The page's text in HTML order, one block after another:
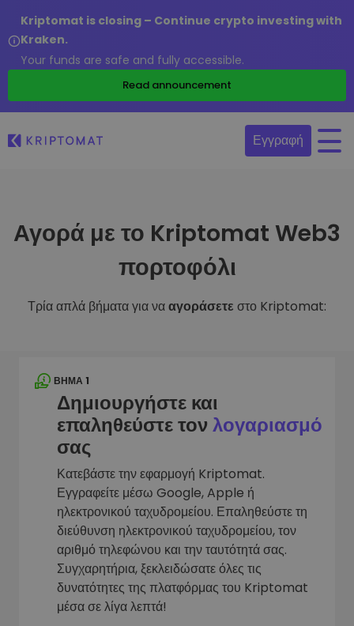
Kriptomat is closing – Continue crypto investing with
Kraken.
Your funds are safe and fully accessible.
Read announcement
Εγγραφή
Αγορά με το Kriptomat Web3
πορτοφόλι
Τρία απλά βήματα για νααγοράσετε στο Kriptomat:
ΒΉΜΑ 1
Δημιουργήστε και
επαληθεύστε τονλογαριασμό
σας
Κατεβάστε την εφαρμογή Kriptomat.
Εγγραφείτε μέσω Google, Apple ή
ηλεκτρονικού ταχυδρομείου. Επαληθεύστε τη
διεύθυνση ηλεκτρονικού ταχυδρομείου, τον
αριθμό τηλεφώνου και την ταυτότητά σας.
Συγχαρητήρια, ξεκλειδώσατε όλες τις
δυνατότητες της πλατφόρμας του Kriptomat
μέσα σε λίγα λεπτά!